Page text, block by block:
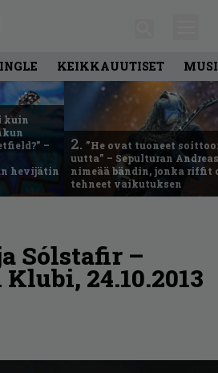
KEIKKAUUTISET
kuin
–
hevijätin
2. ”He ovat tuoneet
uutta” – Sepulturan
nimeää bändin, jonka riffit
tehneet vaikutuksen
Sólstafir –
24.10.2013